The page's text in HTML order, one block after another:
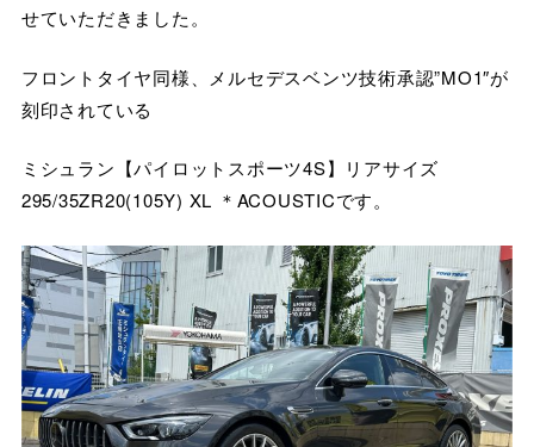
せていただきました。
フロントタイヤ同様、メルセデスベンツ技術承認”MO1″が
刻印されている
ミシュラン【パイロットスポーツ4S】リアサイズ
295/35ZR20(105Y) XL ＊ACOUSTICです。